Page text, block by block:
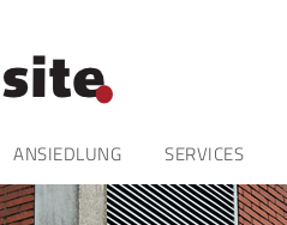
ANSIEDLUNG SERVICES